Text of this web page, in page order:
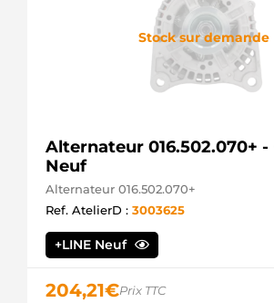
Stock sur demande
Alternateur 016.502.070+ -
Neuf
Alternateur 016.502.070+
Ref. AtelierD : 3003625
+LINE Neuf
204,21€Prix TTC